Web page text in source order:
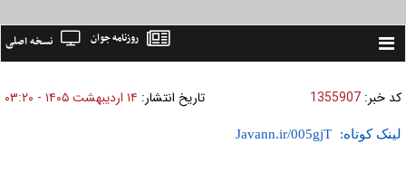
Toggle
نسخه اصلی روزنامه جوان
کد خبر: 1355907 تاریخ انتشار: ۱۴ ارديبهشت ۱۴۰۵ - ۰۳:۲۰
لینک کوتاه: